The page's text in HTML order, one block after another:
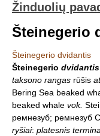
Žinduolių
Šteinegerio
Šteinegerio dvidantis
Šteinegerio dvidantis
taksono rangas rūšis
Bering Sea beaked
beaked whale vok.
ремнезуб; ремнезуб
ryšiai: platesnis